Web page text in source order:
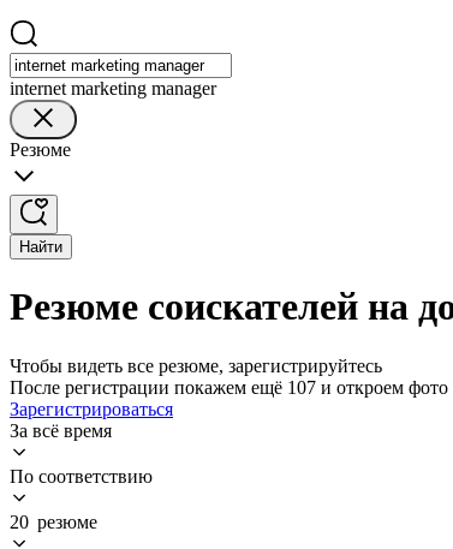
internet marketing manager
Резюме
Найти
Резюме соискателей на
Чтобы видеть все резюме, зарегистрируйтесь
После регистрации покажем ещё 107 и откроем фото
Зарегистрироваться
За всё время
По соответствию
20 резюме